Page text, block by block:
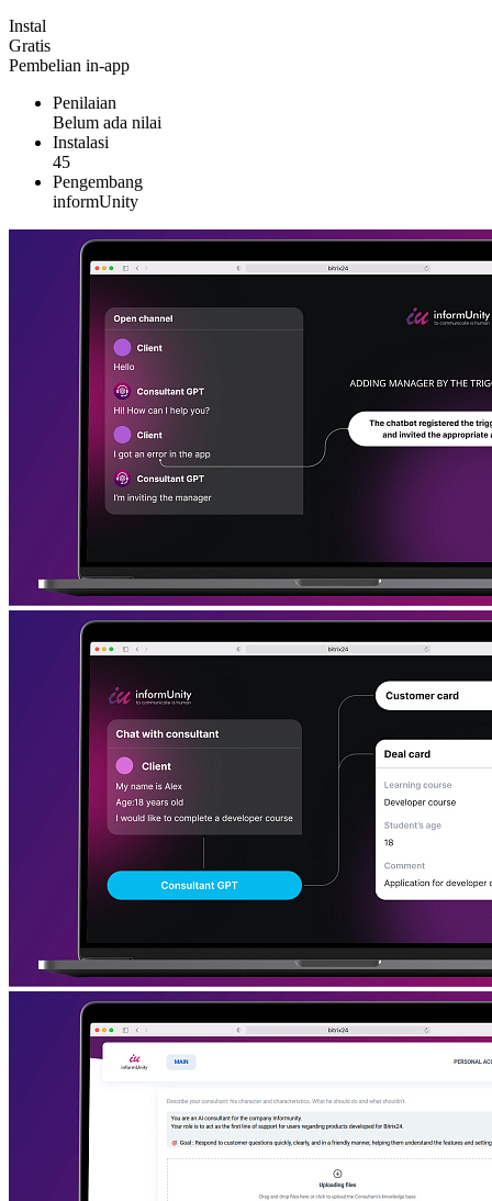
Instal
Gratis
Pembelian in-app
Penilaian
Belum ada nilai
Instalasi
45
Pengembang
informUnity